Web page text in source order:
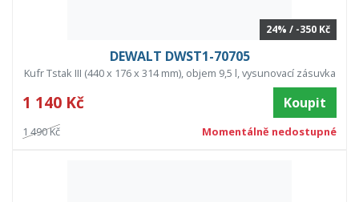
24% / -350 Kč
DEWALT DWST1-70705
Kufr Tstak III (440 x 176 x 314 mm), objem 9,5 l, vysunovací zásuvka
1 140 Kč Koupit
1 490 Kč Momentálně nedostupné